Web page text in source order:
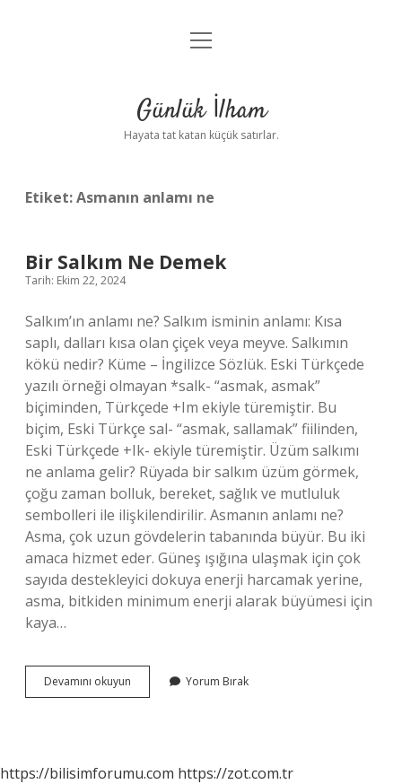
Anasayfa
Yasal Uyarı
menüyü
Günlük İlham
Hayata tat katan küçük satırlar.
Etiket:Asmanın anlamı ne
Bir Salkım Ne Demek
Tarih: Ekim 22, 2024
Salkım’ın anlamı ne? Salkım isminin anlamı: Kısa
saplı, dalları kısa olan çiçek veya meyve. Salkımın
kökü nedir? Küme – İngilizce Sözlük. Eski Türkçede
yazılı örneği olmayan *salk- “asmak, asmak”
biçiminden, Türkçede +Im ekiyle türemiştir. Bu
biçim, Eski Türkçe sal- “asmak, sallamak” fiilinden,
Eski Türkçede +Ik- ekiyle türemiştir. Üzüm salkımı
ne anlama gelir? Rüyada bir salkım üzüm görmek,
çoğu zaman bolluk, bereket, sağlık ve mutluluk
sembolleri ile ilişkilendirilir. Asmanın anlamı ne?
Asma, çok uzun gövdelerin tabanında büyür. Bu iki
amaca hizmet eder. Güneş ışığına ulaşmak için çok
sayıda destekleyici dokuya enerji harcamak yerine,
asma, bitkiden minimum enerji alarak büyümesi için
kaya…
Devamını okuyun
Salkım
Yorum Bırak
https://bilisimforumu.com https://zot.com.tr